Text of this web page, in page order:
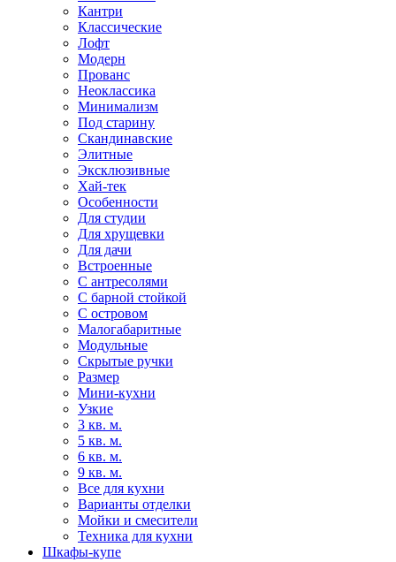
Кантри
Классические
Лофт
Модерн
Прованс
Неоклассика
Минимализм
Под старину
Скандинавские
Элитные
Эксклюзивные
Хай-тек
Особенности
Для студии
Для хрущевки
Для дачи
Встроенные
С антресолями
С барной стойкой
С островом
Малогабаритные
Модульные
Скрытые ручки
Размер
Мини-кухни
Узкие
3 кв. м.
5 кв. м.
6 кв. м.
9 кв. м.
Все для кухни
Варианты отделки
Мойки и смесители
Техника для кухни
Шкафы-купе